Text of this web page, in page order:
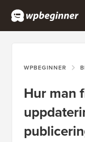
WPBEGINNER
Hur man